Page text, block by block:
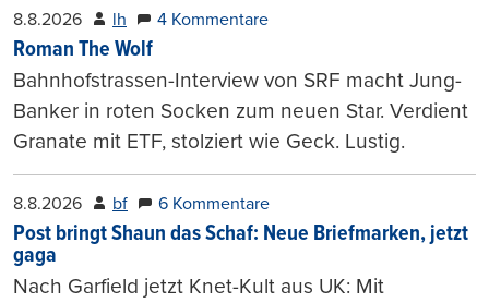
8.8.2026 lh 4 Kommentare
Roman The Wolf
Bahnhofstrassen-Interview von SRF macht Jung-
Banker in roten Socken zum neuen Star. Verdient
Granate mit ETF, stolziert wie Geck. Lustig.
8.8.2026 bf 6 Kommentare
Post bringt Shaun das Schaf: Neue Briefmarken, jetzt
gaga
Nach Garfield jetzt Knet-Kult aus UK: Mit